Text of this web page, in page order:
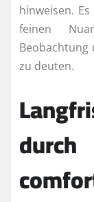
hinweisen.
feinen
zu deuten.